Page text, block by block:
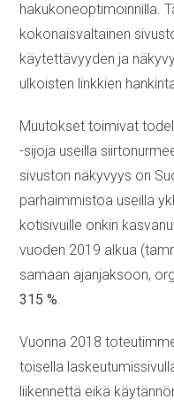
hakukoneoptimoinnilla.
kokonaisvaltainen
käytettävyyden ja
ulkoisten linkkien
Muutokset toimivat
-sijoja useilla
sivuston näkyvyys on
parhaimmistoa useilla
kotisivuille onkin
vuoden 2019 alkua
samaan ajanjaksoon,
315 %.
Vuonna 2018
toisella
liikennettä eikä